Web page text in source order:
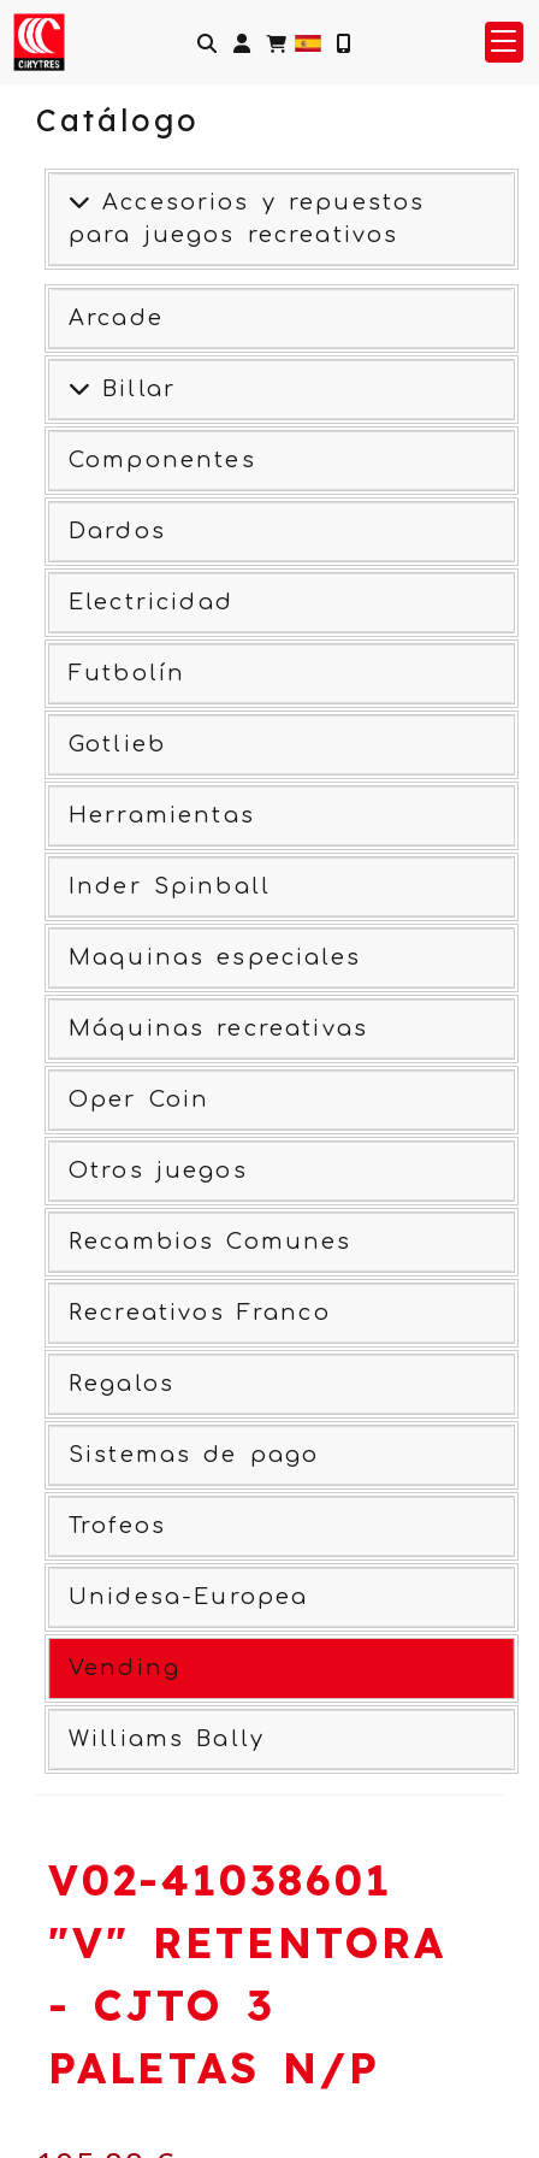
Identifícate
Catálogo
Accesorios y repuestos
para juegos recreativos
Arcade
Billar
Componentes
Dardos
Electricidad
Futbolín
Gotlieb
Herramientas
Inder Spinball
Maquinas especiales
Máquinas recreativas
Oper Coin
Otros juegos
Recambios Comunes
Recreativos Franco
Regalos
Sistemas de pago
Trofeos
Unidesa-Europea
Vending
Williams Bally
V02-41038601
"V" RETENTORA
- CJTO 3
PALETAS N/P